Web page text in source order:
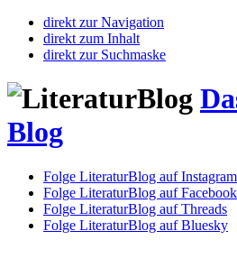
direkt zur Navigation
direkt zum Inhalt
direkt zur Suchmaske
Blog
Folge LiteraturBlog auf Instagram
Folge LiteraturBlog auf Facebook
Folge LiteraturBlog auf Threads
Folge LiteraturBlog auf Bluesky